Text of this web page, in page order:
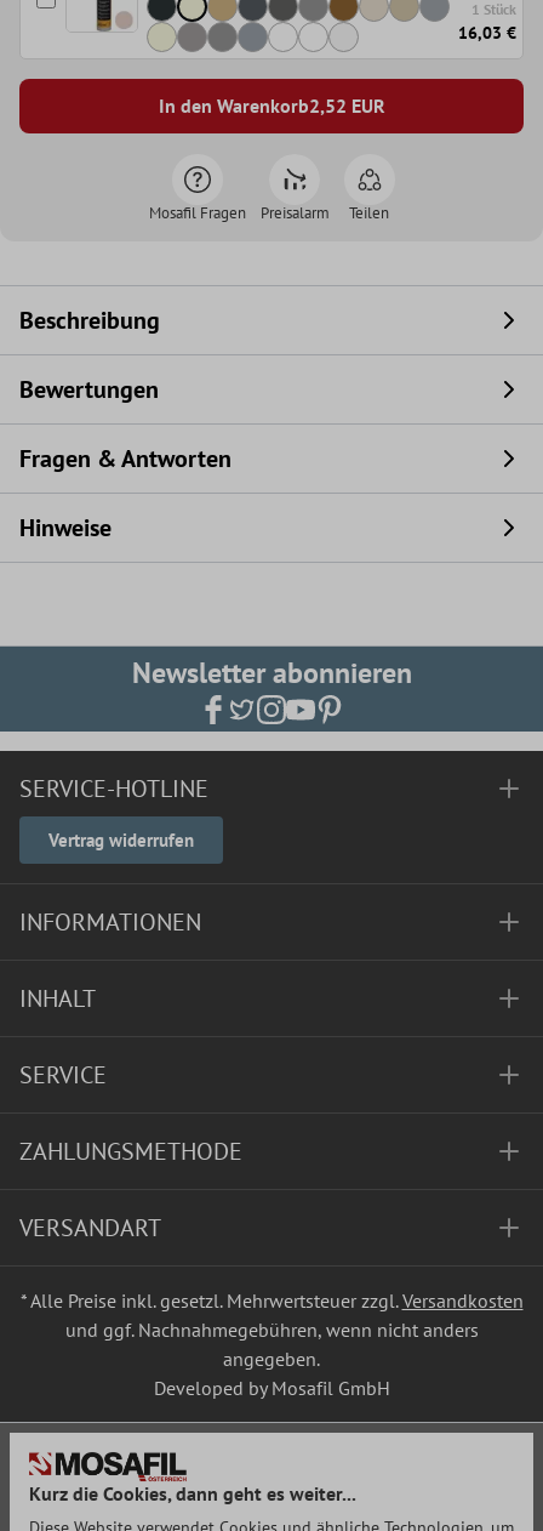
1 Stück
16,03 €
In den Warenkorb2,52 EUR
Mosafil Fragen Preisalarm Teilen
Beschreibung
Bewertungen
Fragen & Antworten
Hinweise
Newsletter abonnieren
SERVICE-HOTLINE
Vertrag widerrufen
INFORMATIONEN
INHALT
SERVICE
ZAHLUNGSMETHODE
VERSANDART
* Alle Preise inkl. gesetzl. Mehrwertsteuer zzgl.Versandkosten
und ggf. Nachnahmegebühren, wenn nicht anders
angegeben.
Developed by Mosafil GmbH
Kurz die Cookies, dann geht es weiter...